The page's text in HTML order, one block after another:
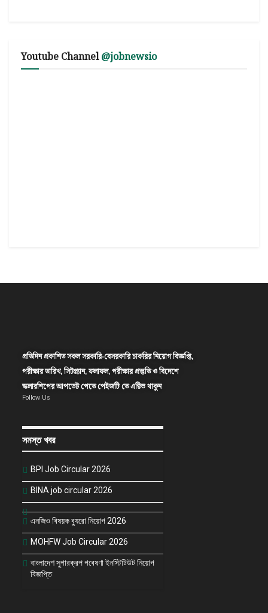
Youtube Channel@jobnewsio
প্রতিদিন প্রকাশিত সকল সরকারি-বেসরকারি চাকরির নিয়োগ বিজ্ঞপ্তি,
পরীক্ষার তারিখ, সিটপ্ল্যান, ফলাফল, পরীক্ষার প্রস্তুতি ও বিদেশে
স্কলারশিপের আপডেট পেতে পেইজটি তে এক্টিভ থাকুন
Follow Us
সমস্ত খবর
BPI Job Circular 2026
BINA job circular 2026
এনজিও বিষয়ক ব্যুরো নিয়োগ 2026
MOHFW Job Circular 2026
বাংলাদেশ সুগারক্রপ গবেষণা ইনস্টিটিউট নিয়োগ
বিজ্ঞপ্তি